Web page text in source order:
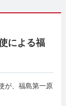
による福
が、福島第一原